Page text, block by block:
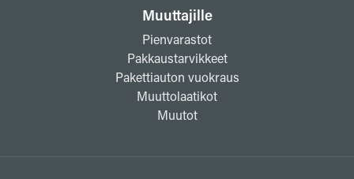
Muuttajille
Pienvarastot
Pakkaustarvikkeet
Pakettiauton vuokraus
Muuttolaatikot
Muutot